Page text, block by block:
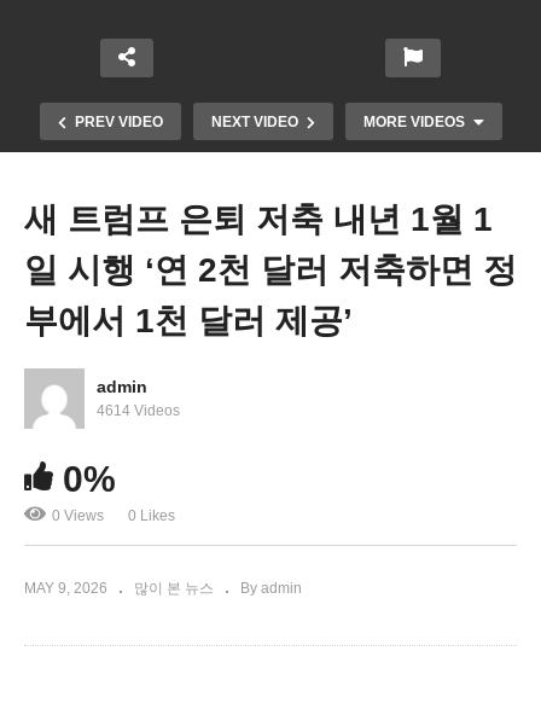
PREV VIDEO NEXT VIDEO MORE VIDEOS
050326 WKTV 워싱턴 뉴스투데이(트럼프 이민)
새 트럼프 은퇴 저축 내년 1월 1
일 시행 ‘연 2천 달러 저축하면 정
부에서 1천 달러 제공’
admin
4614 Videos
0%
0 Views 0 Likes
MAY 9, 2026 많이 본 뉴스 By admin